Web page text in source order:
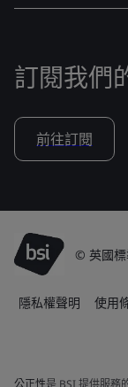
訂閱我們
前往訂閱
© 英國
隱私權聲明 使用
公正性是 BSI 提供服務